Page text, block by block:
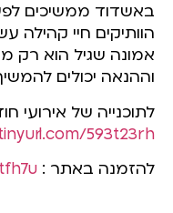
באשדוד ממשיכים
הוותיקים חיי קהילה
אמונה שגיל הוא רק
וההנאה יכולים
לתוכנייה של אירועי
593t23rh
להזמנה באתר :